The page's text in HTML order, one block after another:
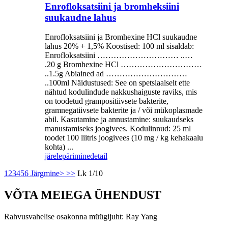
Enrofloksatsiini ja bromheksiini
suukaudne lahus
Enrofloksatsiini ja Bromhexine HCl suukaudne
lahus 20% + 1,5% Koostised: 100 ml sisaldab:
Enrofloksatsiini ………………………… ..…
.20 g Bromhexine HCl …………………………
..1.5g Abiained ad …………………………
..100ml Näidustused: See on spetsiaalselt ette
nähtud kodulindude nakkushaiguste raviks, mis
on toodetud grampositiivsete bakterite,
gramnegatiivsete bakterite ja / või mükoplasmade
abil. Kasutamine ja annustamine: suukaudseks
manustamiseks joogivees. Kodulinnud: 25 ml
toodet 100 liitris joogivees (10 mg / kg kehakaalu
kohta) ...
järelepäriminedetail
123456 Järgmine> >> Lk 1/10
VÕTA MEIEGA ÜHENDUST
Rahvusvahelise osakonna müügijuht: Ray Yang